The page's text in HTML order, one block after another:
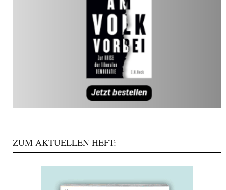
ZUM AKTUELLEN HEFT: